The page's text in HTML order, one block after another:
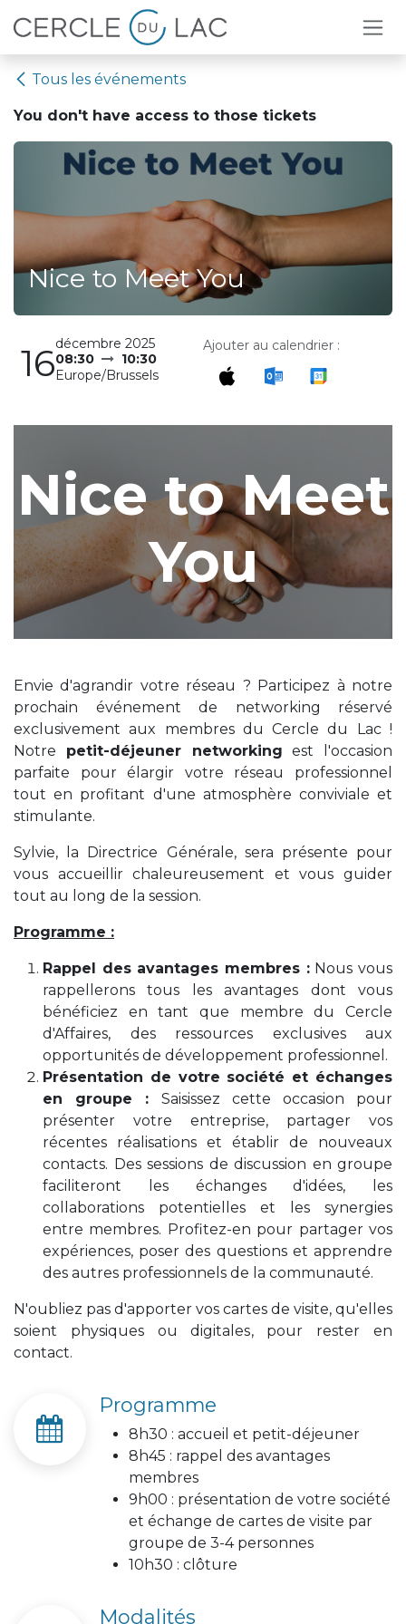
Se rendre au contenu
Tous les événements
You don't have access to those tickets
Nice to Meet You
16décembre 2025
08:30
10:30
Europe/Brussels
Ajouter au calendrier :
Nice to Meet
You
Envie d'agrandir votre réseau ? Participez à notre
prochain événement de networking réservé
exclusivement aux membres du Cercle du Lac !
Notre petit-déjeuner networking est l'occasion
parfaite pour élargir votre réseau professionnel
tout en profitant d'une atmosphère conviviale et
stimulante.
Sylvie, la Directrice Générale, sera présente pour
vous accueillir chaleureusement et vous guider
tout au long de la session.
Programme :
Rappel des avantages membres :Nous vous
rappellerons tous les avantages dont vous
bénéficiez en tant que membre du Cercle
d'Affaires, des ressources exclusives aux
opportunités de développement professionnel.
Présentation de votre société et échanges
en groupe :
Saisissez cette occasion pour
présenter votre entreprise, partager vos
récentes réalisations et établir de nouveaux
contacts. Des sessions de discussion en groupe
faciliteront les échanges d'idées, les
collaborations potentielles et les synergies
entre membres. Profitez-en pour partager vos
expériences, poser des questions et apprendre
des autres professionnels de la communauté.
N'oubliez pas d'apporter vos cartes de visite, qu'elles
soient physiques ou digitales, pour rester en
contact.
Programme
8h30 : accueil et petit-déjeuner
8h45 : rappel des avantages
membres
9h00 : présentation de votre société
et échange de cartes de visite par
groupe de 3-4 personnes
10h30 : clôture
Modalités